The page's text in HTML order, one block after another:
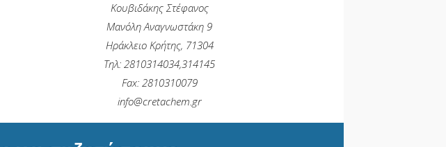
Κουβιδάκης Στέφανος
Μανόλη Αναγνωστάκη 9
Ηράκλειο Κρήτης, 71304
Τηλ: 2810314034,314145
Fax: 2810310079
info@cretachem.gr